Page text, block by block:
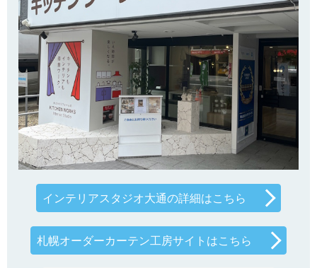
インテリアスタジオ大通の詳細はこちら
札幌オーダーカーテン工房サイトはこちら